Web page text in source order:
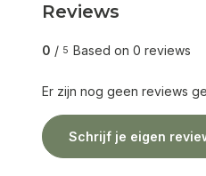
Reviews
0 / 5 Based on 0 reviews
Er zijn nog geen reviews
Schrijf je eigen